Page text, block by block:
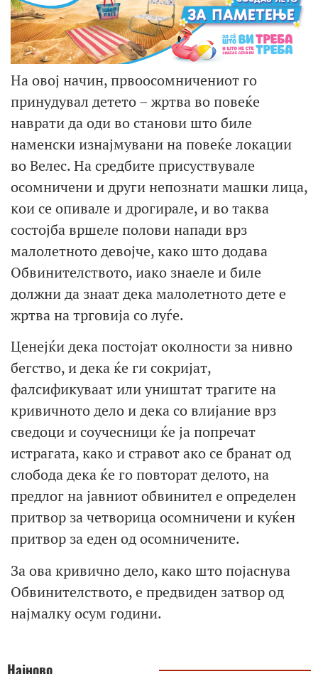
На овој начин, првоосомничениот го
принудувал детето – жртва во повеќе
наврати да оди во станови што биле
наменски изнајмувани на повеќе локации
во Велес. На средбите присуствувале
осомничени и други непознати машки лица,
кои се опивале и дрогирале, и во таква
состојба вршеле полови напади врз
малолетното девојче, како што додава
Обвинителството, иако знаеле и биле
должни да знаат дека малолетното дете е
жртва на трговија со луѓе.
Ценејќи дека постојат околности за нивно
бегство, и дека ќе ги сокријат,
фалсификуваат или уништат трагите на
кривичното дело и дека со влијание врз
сведоци и соучесници ќе ја попречат
истрагата, како и стравот ако се бранат од
слобода дека ќе го повторат делото, на
предлог на јавниот обвинител е определен
притвор за четворица осомничени и куќен
притвор за еден од осомничените.
За ова кривично дело, како што појаснува
Обвинителството, е предвиден затвор од
најмалку осум години.​
Најново